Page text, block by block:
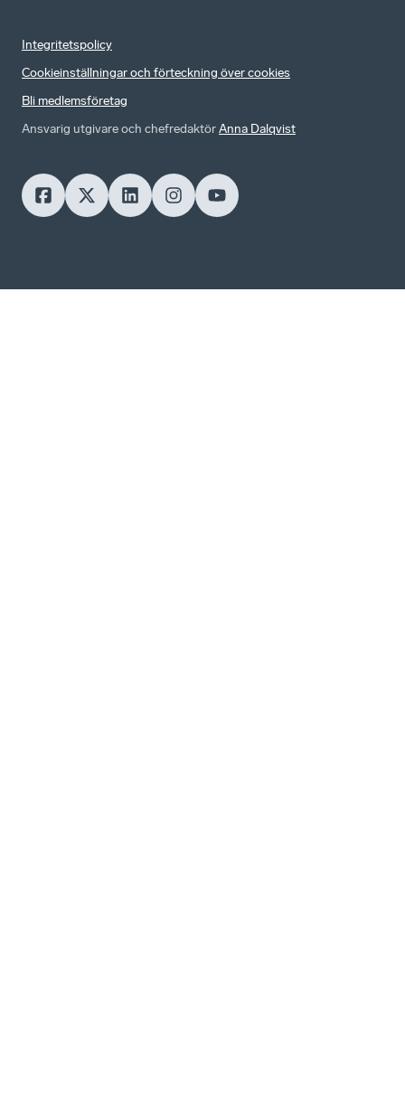
Integritetspolicy
Cookieinställningar och förteckning över cookies
Bli medlemsföretag
Ansvarig utgivare och chefredaktörAnna Dalqvist